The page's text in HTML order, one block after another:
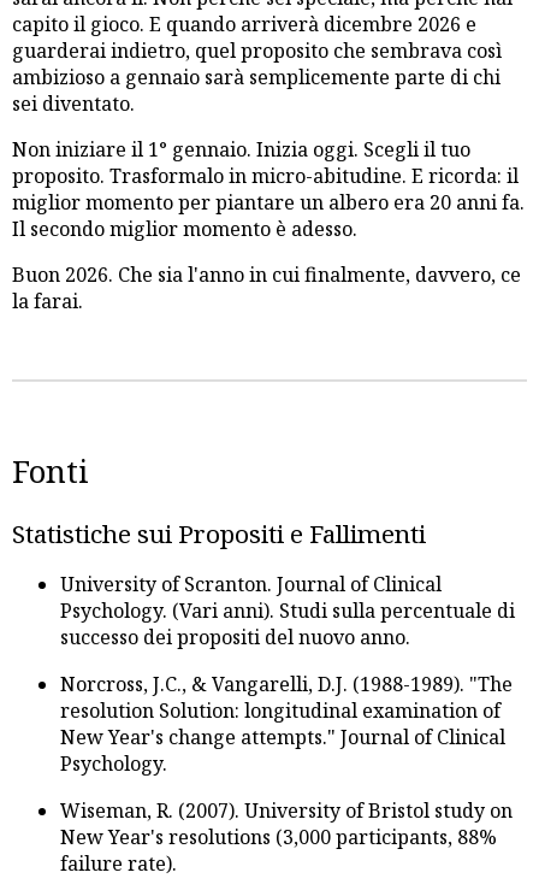
capito il gioco. E quando arriverà dicembre 2026 e
guarderai indietro, quel proposito che sembrava così
ambizioso a gennaio sarà semplicemente parte di chi
sei diventato.
Non iniziare il 1° gennaio. Inizia oggi. Scegli il tuo
proposito. Trasformalo in micro-abitudine. E ricorda: il
miglior momento per piantare un albero era 20 anni fa.
Il secondo miglior momento è adesso.
Buon 2026. Che sia l'anno in cui finalmente, davvero, ce
la farai.
Fonti
Statistiche sui Propositi e Fallimenti
University of Scranton. Journal of Clinical
Psychology. (Vari anni). Studi sulla percentuale di
successo dei propositi del nuovo anno.
Norcross, J.C., & Vangarelli, D.J. (1988-1989). "The
resolution Solution: longitudinal examination of
New Year's change attempts." Journal of Clinical
Psychology.
Wiseman, R. (2007). University of Bristol study on
New Year's resolutions (3,000 participants, 88%
failure rate).